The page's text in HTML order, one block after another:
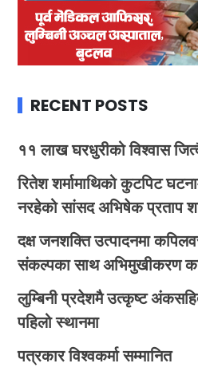
RECENT POSTS
११ लाख घरधुरीको विश्वास
रितेश शर्मामाथिको कुटपिट
नरहेको सांसद अभिषेक प्रताप
दक्ष जनशक्ति उत्पादनमा
संकल्पका साथ अभिमुखीकरण
लुम्बिनी प्रदेशमै उत्कृष्ट
पहिलो स्थानमा
पत्रकार विश्वकर्मा सम्मानित